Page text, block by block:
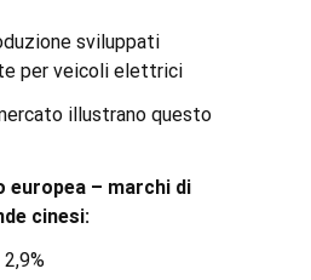
sviluppati
per veicoli elettrici
illustrano questo
europea – marchi di
cinesi: